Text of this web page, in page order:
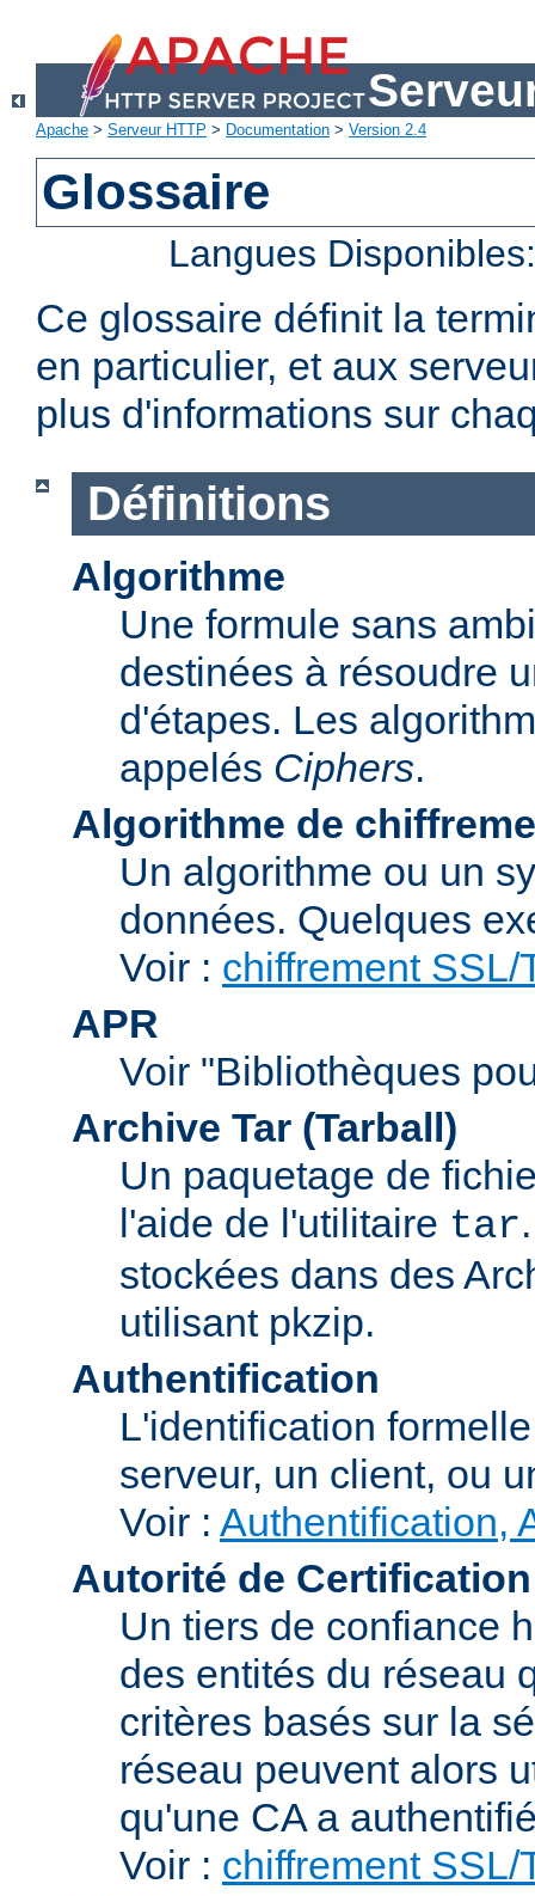
Apache > Serveur HTTP > Documentation > Version 2.4
Glossaire
Langues
Ce glossaire définit la
en particulier, et aux
plus d'informations sur
Définitions
Algorithme
Une formule sans
destinées à résoudre
d'étapes. Les
appelés Ciphers.
Algorithme de
Un algorithme ou un
données. Quelques
Voir : chiffrement SSL/
APR
Voir "Bibliothèques
Archive Tar (Tarball)
Un paquetage de
l'aide de l'utilitaire tar
stockées dans des
utilisant pkzip.
Authentification
L'identification
serveur, un client, ou
Voir : Authentification,
Autorité de
Un tiers de confiance
des entités du réseau
critères basés sur la
réseau peuvent alors
qu'une CA a
Voir : chiffrement SSL/